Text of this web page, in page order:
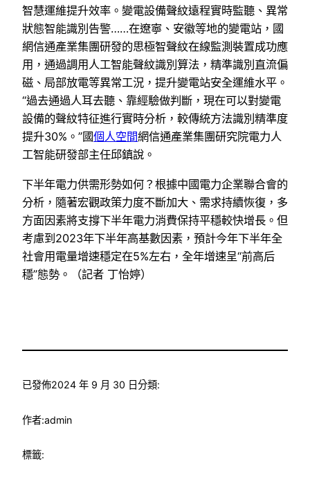
智慧運維提升效率。變電設備聲紋遠程實時監聽、異常
狀態智能識別告警……在遼寧、安徽等地的變電站，國
網信通產業集團研發的思極智聲紋在線監測裝置成功應
用，通過調用人工智能聲紋識別算法，精準識別直流偏
磁、局部放電等異常工況，提升變電站安全運維水平。
“過去通過人耳去聽、靠經驗做判斷，現在可以對變電
設備的聲紋特征進行實時分析，較傳統方法識別精準度
提升30%。”國個人空間網信通產業集團研究院電力人
工智能研發部主任邱鎮說。
下半年電力供需形勢如何？根據中國電力企業聯合會的
分析，隨著宏觀政策力度不斷加大、需求持續恢復，多
方面因素將支撐下半年電力消費保持平穩較快增長。但
考慮到2023年下半年高基數因素，預計今年下半年全
社會用電量增速穩定在5%左右，全年增速呈“前高后
穩”態勢。（記者 丁怡婷）
已發佈2024 年 9 月 30 日分類:
作者:admin
標籤: